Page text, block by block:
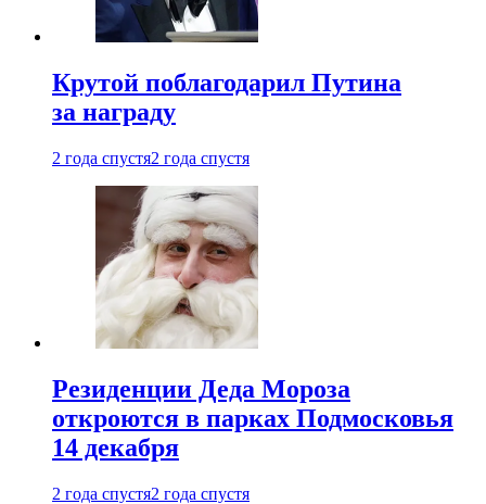
Крутой поблагодарил Путина
за награду
2 года спустя2 года спустя
Резиденции Деда Мороза
откроются в парках Подмосковья
14 декабря
2 года спустя2 года спустя